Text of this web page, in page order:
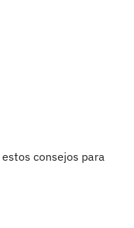
consejos para